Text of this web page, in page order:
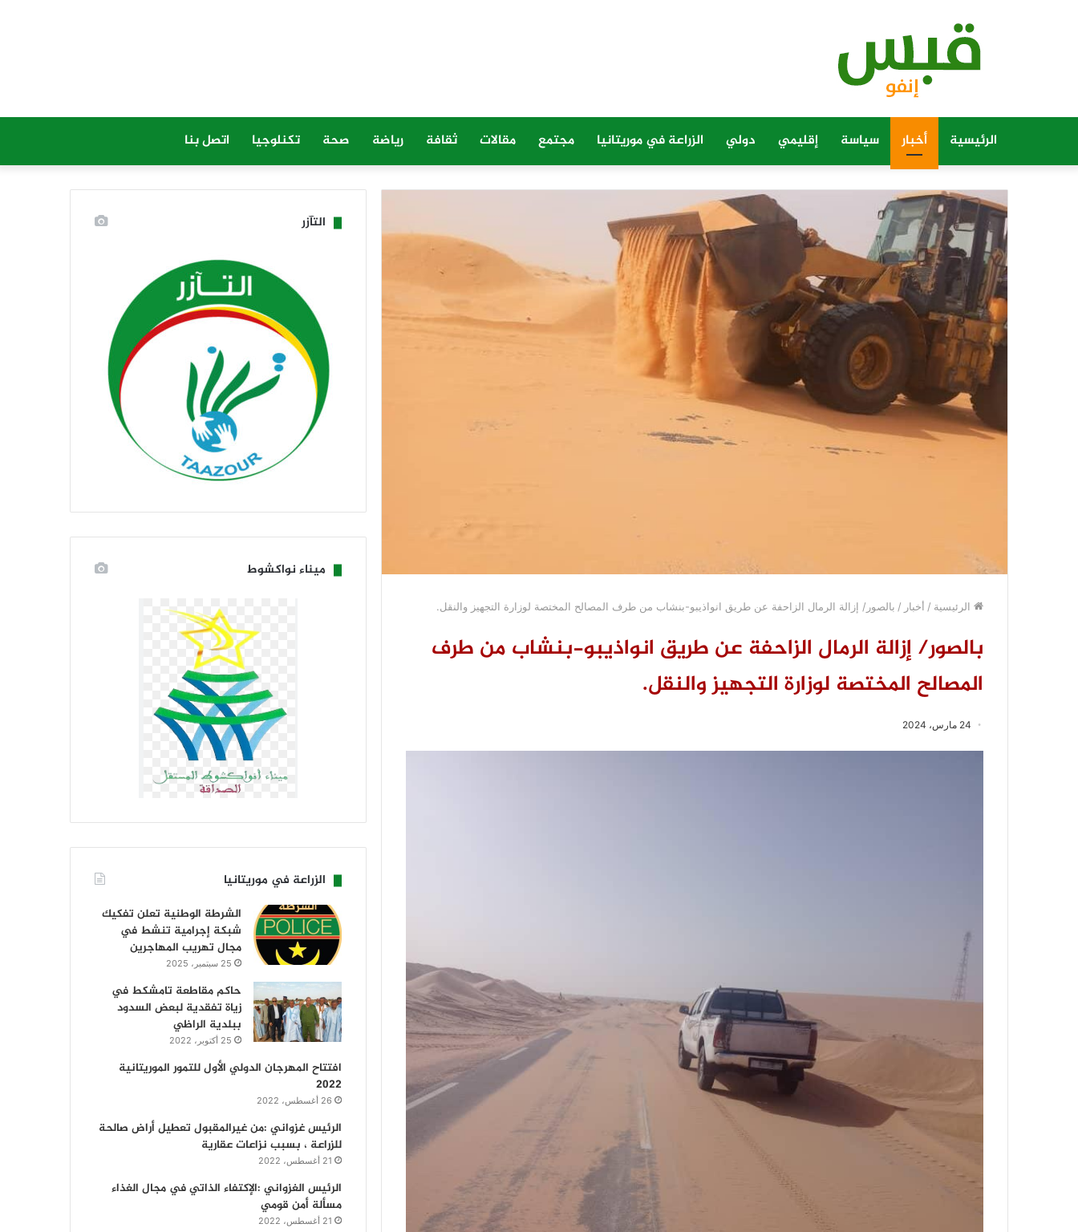
الرئيسية أخبار سياسة إقليمي دولي الزراعة في موريتانيا مجتمع مقالات ثقافة رياضة صحة تكنلوجيا اتصل بنا
الرئيسية / أخبار / بالصور/ إزالة الرمال الزاحفة عن طريق انواذيبو-بنشاب من طرف المصالح المختصة لوزارة التجهيز والنقل.
بالصور/ إزالة الرمال الزاحفة عن طريق انواذيبو-بنشاب من طرف
المصالح المختصة لوزارة التجهيز والنقل.
24 مارس، 2024
التآزر
ميناء نواكشوط
الزراعة في موريتانيا
الشرطة الوطنية تعلن تفكيك
شبكة إجرامية تنشط في
مجال تهريب المهاجرين
25 سبتمبر، 2025
حاكم مقاطعة تامشكط في
زياة تفقدية لبعض السدود
ببلدية الراظي
25 أكتوبر، 2022
افتتاح المهرجان الدولي الأول للتمور الموريتانية
2022
26 أغسطس، 2022
الرئيس غزواني :من غيرالمقبول تعطيل أراض صالحة
للزراعة ، بسبب نزاعات عقارية
21 أغسطس، 2022
الرئيس الغزواني :الإكتفاء الذاتي في مجال الغذاء
مسألة أمن قومي
21 أغسطس، 2022